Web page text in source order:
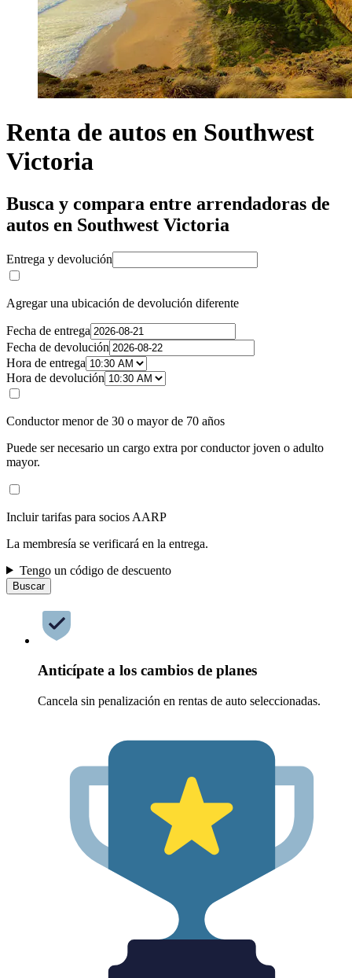
Renta de autos en Southwest
Victoria
Busca y compara entre arrendadoras de
autos en Southwest Victoria
Entrega y devolución
Agregar una ubicación de devolución diferente
Fecha de entrega
Fecha de devolución
Hora de entrega
Hora de devolución
Conductor menor de 30 o mayor de 70 años
Puede ser necesario un cargo extra por conductor joven o adulto
mayor.
Incluir tarifas para socios AARP
La membresía se verificará en la entrega.
Tengo un código de descuento
Buscar
Anticípate a los cambios de planes
Cancela sin penalización en rentas de auto seleccionadas.